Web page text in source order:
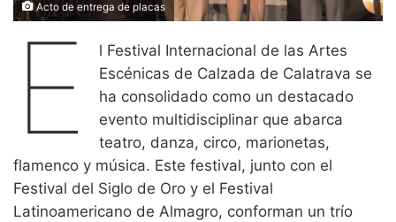
Acto de entrega de placas
E
l Festival Internacional de las Artes
Escénicas de Calzada de Calatrava se
ha consolidado como un destacado
evento multidisciplinar que abarca
teatro, danza, circo, marionetas,
flamenco y música. Este festival, junto con el
Festival del Siglo de Oro y el Festival
Latinoamericano de Almagro, conforman un trío